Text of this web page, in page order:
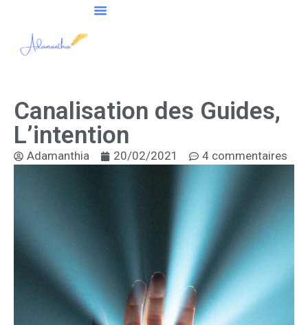
Canalisation des Guides,
L’intention
Adamanthia 20/02/2021 4 commentaires